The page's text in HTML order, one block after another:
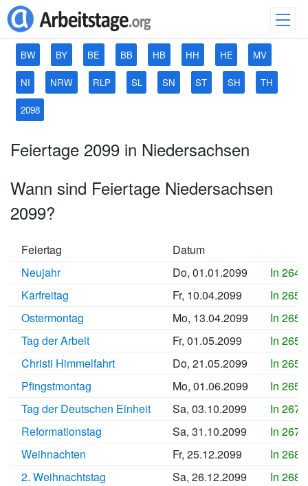
BW BY BE BB HB HH HE MV
NI NRW RLP SL SN ST SH TH
2098
Feiertage 2099 in Niedersachsen
Wann sind Feiertage Niedersachsen
2099?
Feiertag
Datum
Neujahr
Do, 01.01.2099
In
Karfreitag
Fr, 10.04.2099
In
Ostermontag
Mo, 13.04.2099
In
Tag der Arbeit
Fr, 01.05.2099
In
Christi Himmelfahrt
Do, 21.05.2099
In
Pfingstmontag
Mo, 01.06.2099
In
Tag der Deutschen Einheit
Sa, 03.10.2099
In
Reformationstag
Sa, 31.10.2099
In
Weihnachten
Fr, 25.12.2099
In
2. Weihnachtstag
Sa, 26.12.2099 In